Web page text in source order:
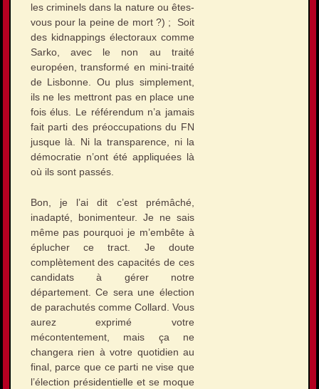
les criminels dans la nature ou êtes-
vous pour la peine de mort ?) ; Soit
des kidnappings électoraux comme
Sarko, avec le non au traité
européen, transformé en mini-traité
de Lisbonne. Ou plus simplement,
ils ne les mettront pas en place une
fois élus. Le référendum n’a jamais
fait parti des préoccupations du FN
jusque là. Ni la transparence, ni la
démocratie n’ont été appliquées là
où ils sont passés.
Bon, je l’ai dit c’est prémâché,
inadapté, bonimenteur. Je ne sais
même pas pourquoi je m’embête à
éplucher ce tract. Je doute
complètement des capacités de ces
candidats à gérer notre
département. Ce sera une élection
de parachutés comme Collard. Vous
aurez exprimé votre
mécontentement, mais ça ne
changera rien à votre quotidien au
final, parce que ce parti ne vise que
l’élection présidentielle et se moque